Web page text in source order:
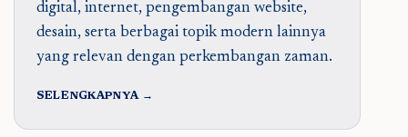
digital, internet, pengembangan website,
desain, serta berbagai topik modern lainnya
yang relevan dengan perkembangan zaman.
SELENGKAPNYA →